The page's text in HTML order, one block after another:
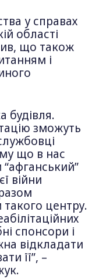
у справах
області
що також
і
будівля.
зможуть
що в нас
“афганський”
війни
центру.
спонсори і
відкладати
її”, –